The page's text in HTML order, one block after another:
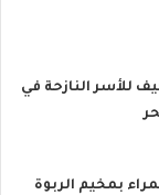
للأسر النازحة في
بمخيم الربوة